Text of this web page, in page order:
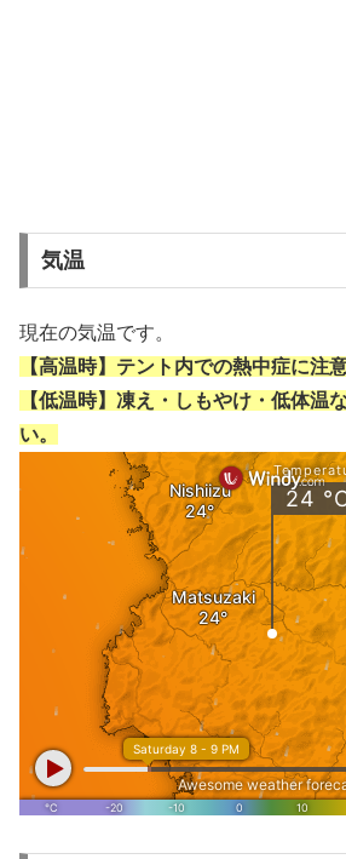
気温
現在の気温です。
【高温時】テント内での熱中症に注
【低温時】凍え・しもやけ・低体温
い。